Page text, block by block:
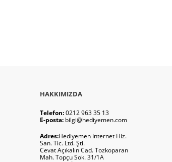
HAKKIMIZDA
Telefon:0212 963 35 13
E-posta: bilgi@hediyemen.com
Adres:Hediyemen İnternet Hiz.
San. Tic. Ltd. Şti.
Cevat Açıkalın Cad. Tozkoparan
Mah. Topçu Sok. 31/1A